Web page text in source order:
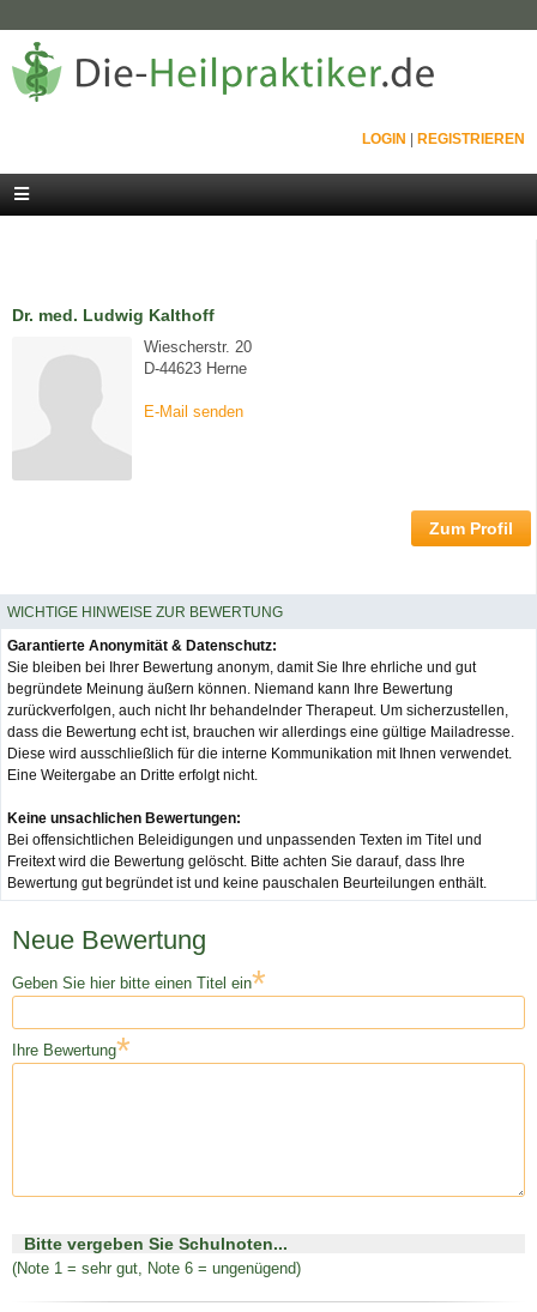
LOGIN REGISTRIEREN
Dr. med. Ludwig Kalthoff
Wiescherstr. 20
D-44623 Herne
E-Mail senden
Zum Profil
WICHTIGE HINWEISE ZUR BEWERTUNG
Garantierte Anonymität & Datenschutz:
Sie bleiben bei Ihrer Bewertung anonym, damit Sie Ihre ehrliche und gut
begründete Meinung äußern können. Niemand kann Ihre Bewertung
zurückverfolgen, auch nicht Ihr behandelnder Therapeut. Um sicherzustellen,
dass die Bewertung echt ist, brauchen wir allerdings eine gültige Mailadresse.
Diese wird ausschließlich für die interne Kommunikation mit Ihnen verwendet.
Eine Weitergabe an Dritte erfolgt nicht.
Keine unsachlichen Bewertungen:
Bei offensichtlichen Beleidigungen und unpassenden Texten im Titel und
Freitext wird die Bewertung gelöscht. Bitte achten Sie darauf, dass Ihre
Bewertung gut begründet ist und keine pauschalen Beurteilungen enthält.
Neue Bewertung
Geben Sie hier bitte einen Titel ein*
Ihre Bewertung*
Bitte vergeben Sie Schulnoten...
(Note 1 = sehr gut, Note 6 = ungenügend)